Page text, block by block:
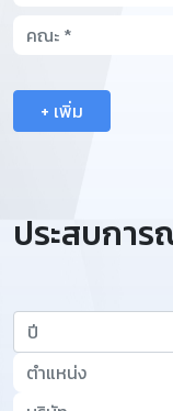
+ เพิ่ม
ประสบกา